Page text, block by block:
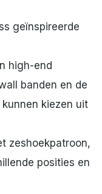
geïnspireerde
high-end
banden en de
kiezen uit
zeshoekpatroon,
posities en